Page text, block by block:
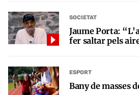
SOCIETAT
Jaume Porta:
fer saltar pels
ESPORT
Bany de masses